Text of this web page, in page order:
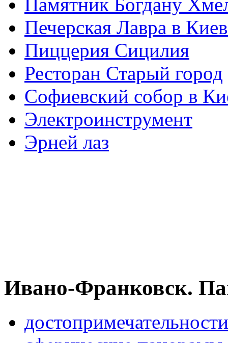
Памятник Богдану
Печерская Лавра в
Пиццерия Сицилия
Ресторан Старый город
Софиевский собор в
Электроинструмент
Эрней лаз
Ивано-Франковск.